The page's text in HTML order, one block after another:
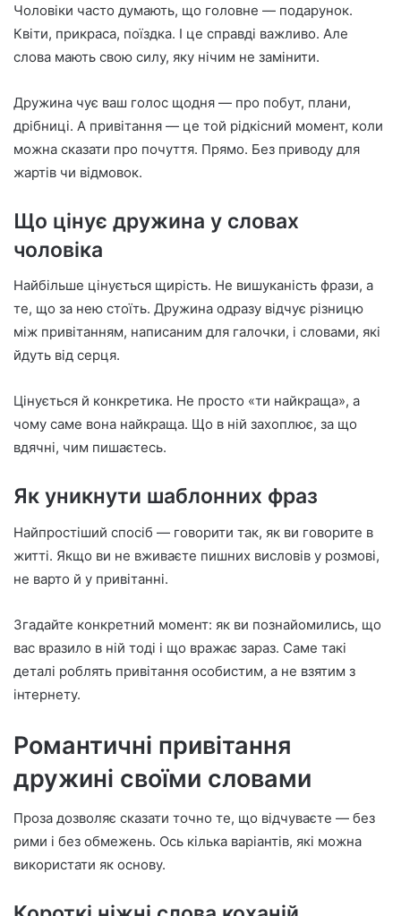
Чоловіки часто думають, що головне — подарунок.
Квіти, прикраса, поїздка. І це справді важливо. Але
слова мають свою силу, яку нічим не замінити.
Дружина чує ваш голос щодня — про побут, плани,
дрібниці. А привітання — це той рідкісний момент, коли
можна сказати про почуття. Прямо. Без приводу для
жартів чи відмовок.
Що цінує дружина у словах
чоловіка
Найбільше цінується щирість. Не вишуканість фрази, а
те, що за нею стоїть. Дружина одразу відчує різницю
між привітанням, написаним для галочки, і словами, які
йдуть від серця.
Цінується й конкретика. Не просто «ти найкраща», а
чому саме вона найкраща. Що в ній захоплює, за що
вдячні, чим пишаєтесь.
Як уникнути шаблонних фраз
Найпростіший спосіб — говорити так, як ви говорите в
житті. Якщо ви не вживаєте пишних висловів у розмові,
не варто й у привітанні.
Згадайте конкретний момент: як ви познайомились, що
вас вразило в ній тоді і що вражає зараз. Саме такі
деталі роблять привітання особистим, а не взятим з
інтернету.
Романтичні привітання
дружині своїми словами
Проза дозволяє сказати точно те, що відчуваєте — без
рими і без обмежень. Ось кілька варіантів, які можна
використати як основу.